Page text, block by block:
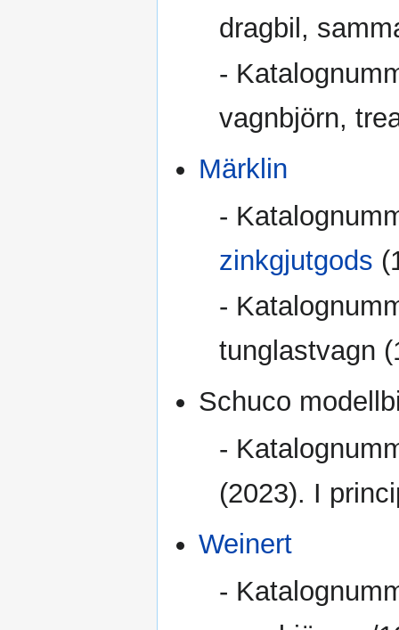
dragbil,
-
vagnbjörn,
Märklin
-
zinkgjutgods
-
tunglastvagn
Schuco
-
(2023). I
Weinert
-